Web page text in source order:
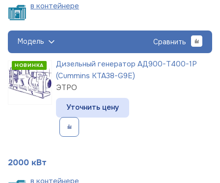
в контейнере
Модель Сравнить
НОВИНКА
Дизельный генератор АД900-Т400-1Р
(Cummins KTA38-G9E)
ЭТРО
Уточнить цену
2000 кВт
в контейнере